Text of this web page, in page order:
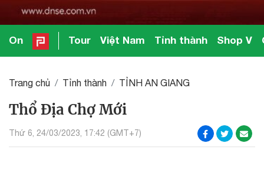
On Tour Việt Nam Tỉnh thành Shop V
Trang chủ Tỉnh thành TỈNH AN GIANG
Thổ Địa Chợ Mới
Thứ 6, 24/03/2023, 17:42 (GMT+7)